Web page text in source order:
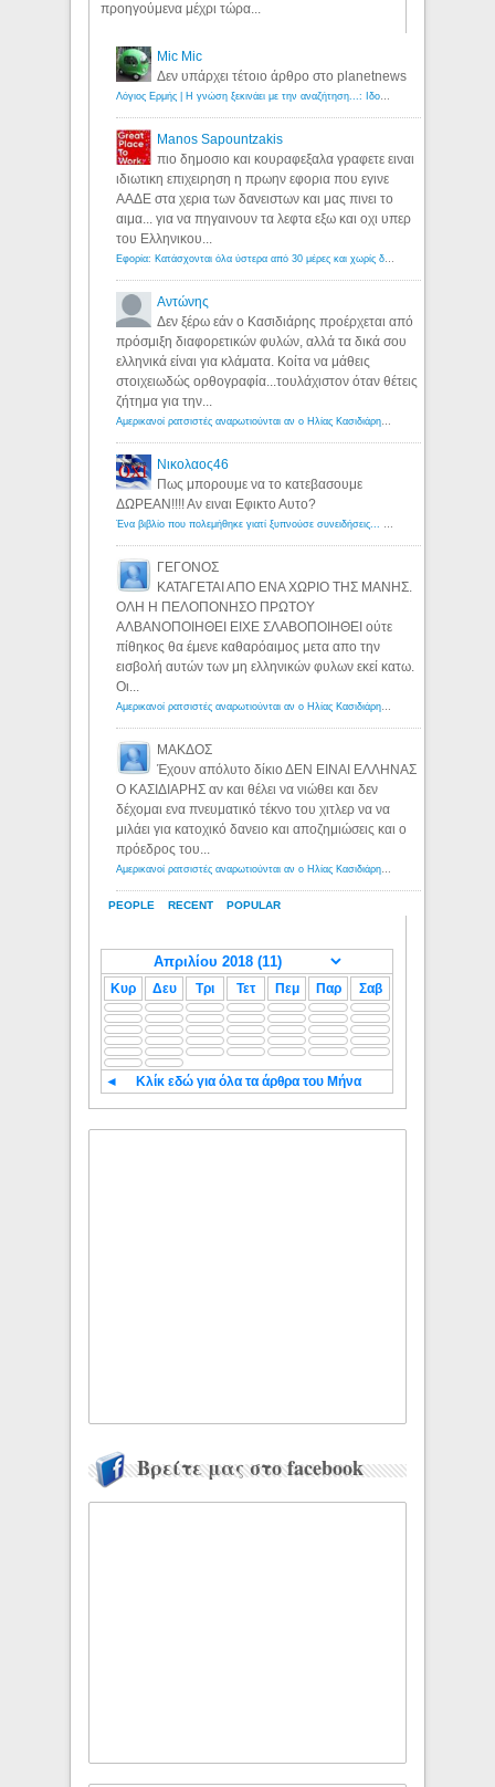
προηγούμενα μέχρι τώρα...
PEOPLE RECENT POPULAR
Mic Mic
Δεν υπάρχει τέτοιο άρθρο στο planetnews
Λόγιος Ερμής | Η γνώση ξεκινάει με την αναζήτηση...: Ιδού οι 18 που χρωστούν 11 δις ευρώ!
Manos Sapountzakis
πιο δημοσιο και κουραφεξαλα γραφετε ειναι
ιδιωτικη επιχειρηση η πρωην εφορια που εγινε
ΑΑΔΕ στα χερια των δανειστων και μας πινει το
αιμα... για να πηγαινουν τα λεφτα εξω και οχι υπερ
του Ελληνικου...
Εφορία: Κατάσχονται όλα ύστερα από 30 μέρες και χωρίς δικαστικές αποφάσεις - Λόγιος Ερμής
Αντώνης
Δεν ξέρω εάν ο Κασιδιάρης προέρχεται από
πρόσμιξη διαφορετικών φυλών, αλλά τα δικά σου
ελληνικά είναι για κλάματα. Κοίτα να μάθεις
στοιχειωδώς ορθογραφία...τουλάχιστον όταν θέτεις
ζήτημα για την...
Αμερικανοί ρατσιστές αναρωτιούνται αν ο Ηλίας Κασιδιάρης ανήκει στη λευκή φυλή... - Λόγιος Ερμής
Νικολαος46
Πως μπορουμε να το κατεβασουμε
ΔΩΡΕΑΝ!!!! Αν ειναι Εφικτο Αυτο?
Ένα βιβλίο που πολεμήθηκε γιατί ξυπνούσε συνειδήσεις... - Λόγιος Ερμής | Η γνώση ξεκινάει με την αναζήτηση...
ΓΕΓΟΝΟΣ
ΚΑΤΑΓΕΤΑΙ ΑΠΟ ΕΝΑ ΧΩΡΙΟ ΤΗΣ ΜΑΝΗΣ.
ΟΛΗ Η ΠΕΛΟΠΟΝΗΣΟ ΠΡΩΤΟΥ
ΑΛΒΑΝΟΠΟΙΗΘΕΙ ΕΙΧΕ ΣΛΑΒΟΠΟΙΗΘΕΙ ούτε
πίθηκος θα έμενε καθαρόαιμος μετα απο την
εισβολή αυτών των μη ελληνικών φυλων εκεί κατω.
Οι...
Αμερικανοί ρατσιστές αναρωτιούνται αν ο Ηλίας Κασιδιάρης ανήκει στη λευκή φυλή... - Λόγιος Ερμής
ΜΑΚΔΟΣ
Έχουν απόλυτο δίκιο ΔΕΝ ΕΙΝΑΙ ΕΛΛΗΝΑΣ
Ο ΚΑΣΙΔΙΑΡΗΣ αν και θέλει να νιώθει και δεν
δέχομαι ενα πνευματικό τέκνο του χιτλερ να να
μιλάει για κατοχικό δανειο και αποζημιώσεις και ο
πρόεδρος του...
Αμερικανοί ρατσιστές αναρωτιούνται αν ο Ηλίας Κασιδιάρης ανήκει στη λευκή φυλή... - Λόγιος Ερμής
Κυρ Δευ Τρι Τετ Πεμ Παρ Σαβ
◄ Κλίκ εδώ για όλα τα άρθρα του Μήνα
Βρείτε μας στο facebook